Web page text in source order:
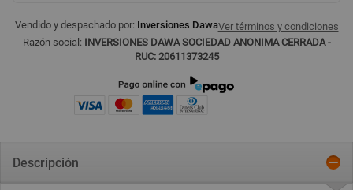
Vendido y despachado por: Inversiones DawaVer términos y condiciones
Razón social: INVERSIONES DAWA SOCIEDAD ANONIMA CERRADA -
RUC: 20611373245
Descripción